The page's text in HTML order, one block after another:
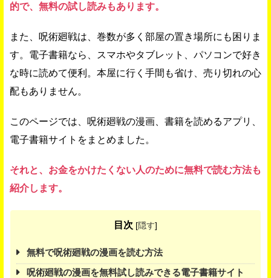
的で、無料の試し読みもあります。
また、呪術廻戦は、巻数が多く部屋の置き場所にも困りま
す。電子書籍なら、スマホやタブレット、パソコンで好き
な時に読めて便利。本屋に行く手間も省け、売り切れの心
配もありません。
このページでは、呪術廻戦の漫画、書籍を読めるアプリ、
電子書籍サイトをまとめました。
それと、お金をかけたくない人のために無料で読む方法も
紹介します。
目次 [隠す]
無料で呪術廻戦の漫画を読む方法
呪術廻戦の漫画を無料試し読みできる電子書籍サイト